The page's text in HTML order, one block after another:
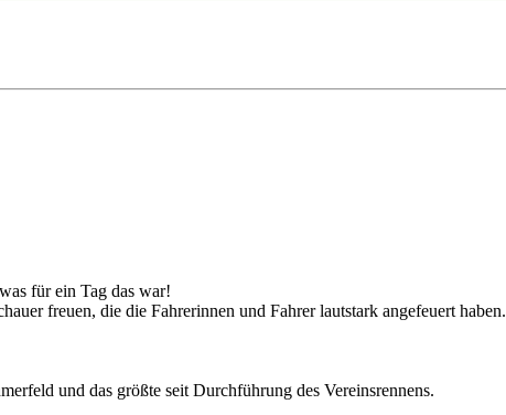
für ein Tag das war!
freuen, die die Fahrerinnen und Fahrer lautstark angefeuert
und das größte seit Durchführung des Vereinsrennens.